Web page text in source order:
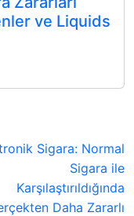
ve Liquids
Sigara: Normal
Sigara ile
Karşılaştırıldığında
Daha Zararlı